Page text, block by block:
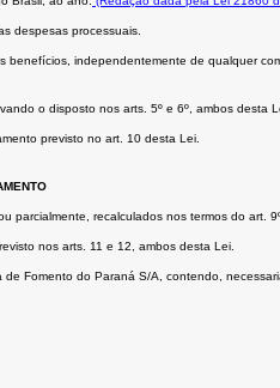
despesas processuais.
independentemente de qualquer
o disposto nos arts. 5º e 6º, ambos desta
previsto no art. 10 desta Lei.
recalculados nos termos do art.
nos arts. 11 e 12, ambos desta Lei.
Fomento do Paraná S/A, contendo,